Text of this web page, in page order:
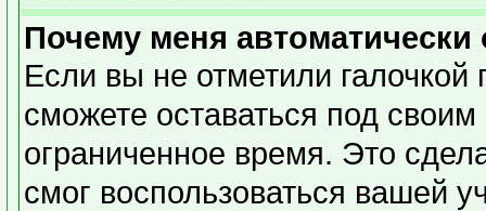
Почему меня автоматически
Если вы не отметили галочкой
сможете оставаться под
ограниченное время. Это
смог воспользоваться вашей